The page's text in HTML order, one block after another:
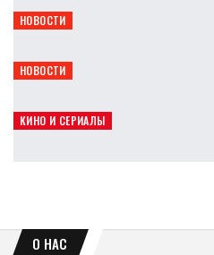
НОВОСТИ
Black Myth: Wukong получит
НОВОСТИ
Ananta получит официальную
КИНО И СЕРИАЛЫ
Элай Рот объяснил полный провал
О НАС